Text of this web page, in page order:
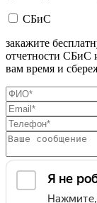
СБиС
закажите
отчетности СБиС
вам время и